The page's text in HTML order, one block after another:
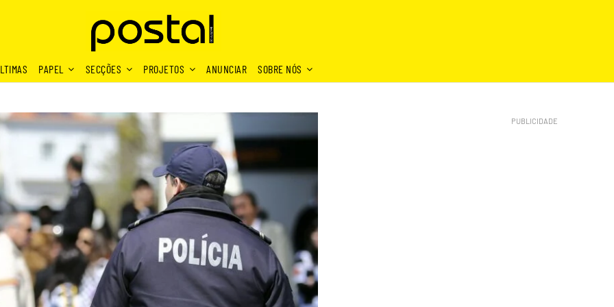
PAPEL SECÇÕES PROJETOS ANUNCIAR SOBRE NÓS